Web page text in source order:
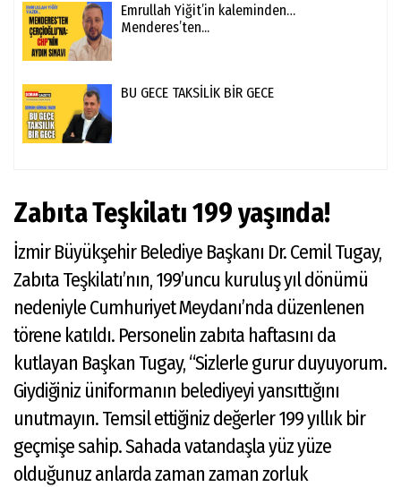
Emrullah Yiğit’in kaleminden…
Menderes’ten...
BU GECE TAKSİLİK BİR GECE
Zabıta Teşkilatı 199 yaşında!
İzmir Büyükşehir Belediye Başkanı Dr. Cemil Tugay,
Zabıta Teşkilatı’nın, 199’uncu kuruluş yıl dönümü
nedeniyle Cumhuriyet Meydanı’nda düzenlenen
törene katıldı. Personelin zabıta haftasını da
kutlayan Başkan Tugay, “Sizlerle gurur duyuyorum.
Giydiğiniz üniformanın belediyeyi yansıttığını
unutmayın. Temsil ettiğiniz değerler 199 yıllık bir
geçmişe sahip. Sahada vatandaşla yüz yüze
olduğunuz anlarda zaman zaman zorluk